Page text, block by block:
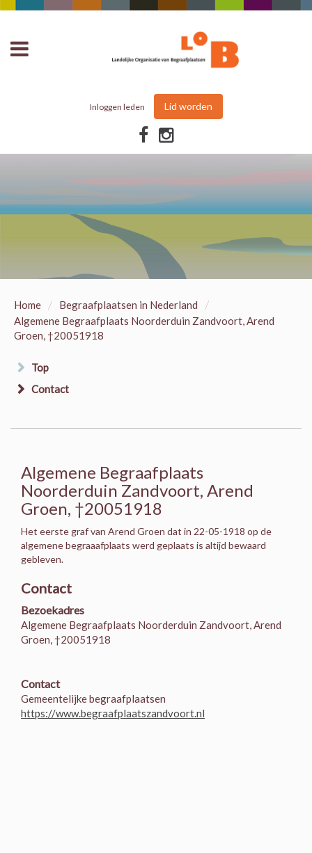
Inloggen leden Lid worden
Home / Begraafplaatsen in Nederland /
Algemene Begraafplaats Noorderduin Zandvoort, Arend
Groen, †20051918
Top
Contact
Algemene Begraafplaats
Noorderduin Zandvoort, Arend
Groen, †20051918
Het eerste graf van Arend Groen dat in 22-05-1918 op de
algemene begraaafplaats werd geplaats is altijd bewaard
gebleven.
Contact
Bezoekadres
Algemene Begraafplaats Noorderduin Zandvoort, Arend
Groen, †20051918
Contact
Gemeentelijke begraafplaatsen
https://www.begraafplaatszandvoort.nl